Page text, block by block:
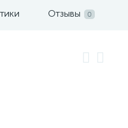
Отзывы 0